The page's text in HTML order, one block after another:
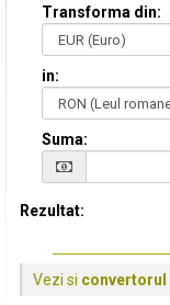
Transforma din:
in:
Suma:
Rezultat:
Vezi si convertorul